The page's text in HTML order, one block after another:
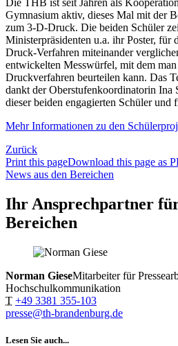
Gymnasium aktiv, dieses Mal mit der
zum 3-D-Druck. Die beiden Schüler
Ministerpräsidenten u.a. ihr Poster, für
Druck-Verfahren miteinander
entwickelten Messwürfel, mit dem
Druckverfahren beurteilen kann. Das
dankt der Oberstufenkoordinatorin Ina
dieser beiden engagierten Schüler und
Mehr Informationen zu den
Zurück
Print this pageDownload this page as
News aus den Bereichen
Ihr Ansprechpartner für
Bereichen
Norman GieseMitarbeiter für
Hochschulkommunikation
T +49 3381 355-103
presse@th-brandenburg.de
Lesen Sie auch...